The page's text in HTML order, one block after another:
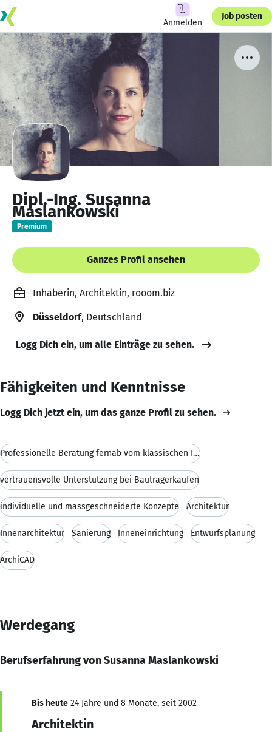
Anmelden
Job posten
Dipl.-Ing. Susanna
Maslankowski
Premium
Ganzes Profil ansehen
Inhaberin, Architektin, rooom.biz
Düsseldorf, Deutschland
Logg Dich ein, um alle Einträge zu sehen.
Fähigkeiten und Kenntnisse
Logg Dich jetzt ein, um das ganze Profil zu sehen.
Professionelle Beratung fernab vom klassischen Int
vertrauensvolle Unterstützung bei Bauträgerkäufen
individuelle und massgeschneiderte Konzepte Architektur
Innenarchitektur Sanierung Inneneinrichtung Entwurfsplanung
ArchiCAD
Werdegang
Berufserfahrung von Susanna Maslankowski
Bis heute 24 Jahre und 8 Monate, seit 2002
Architektin